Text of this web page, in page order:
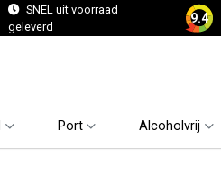
SNEL uit voorraad
geleverd
9.4
Port Alcoholvrij